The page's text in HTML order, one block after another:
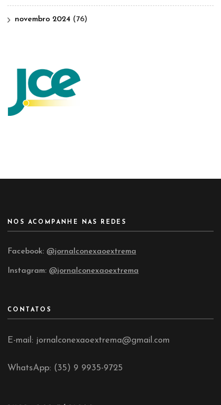
novembro 2024 (76)
NOS ACOMPANHE NAS REDES
Facebook: @jornalconexaoextrema
Instagram: @jornalconexaoextrema
CONTATOS
E-mail: jornalconexaoextrema@gmail.com
WhatsApp: (35) 9 9935-9725